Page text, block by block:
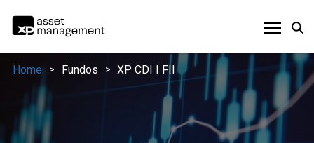
Home > Fundos > XP CDI I FII